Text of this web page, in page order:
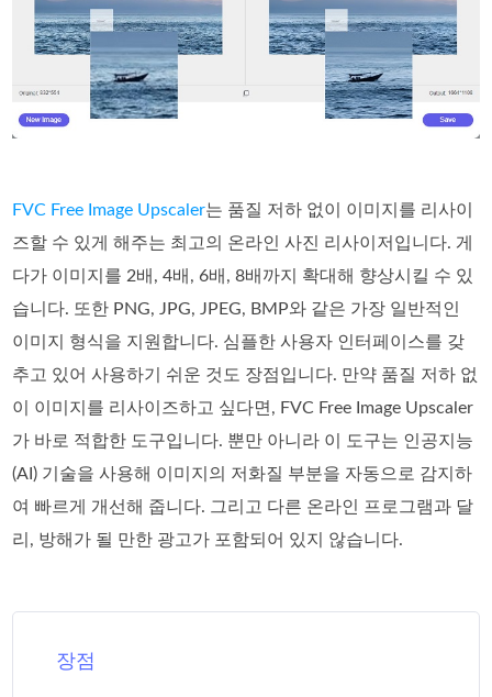
FVC Free Image Upscaler는 품질 저하 없이 이미지를 리사이
즈할 수 있게 해주는 최고의 온라인 사진 리사이저입니다. 게
다가 이미지를 2배, 4배, 6배, 8배까지 확대해 향상시킬 수 있
습니다. 또한 PNG, JPG, JPEG, BMP와 같은 가장 일반적인
이미지 형식을 지원합니다. 심플한 사용자 인터페이스를 갖
추고 있어 사용하기 쉬운 것도 장점입니다. 만약 품질 저하 없
이 이미지를 리사이즈하고 싶다면, FVC Free Image Upscaler
가 바로 적합한 도구입니다. 뿐만 아니라 이 도구는 인공지능
(AI) 기술을 사용해 이미지의 저화질 부분을 자동으로 감지하
여 빠르게 개선해 줍니다. 그리고 다른 온라인 프로그램과 달
리, 방해가 될 만한 광고가 포함되어 있지 않습니다.
장점